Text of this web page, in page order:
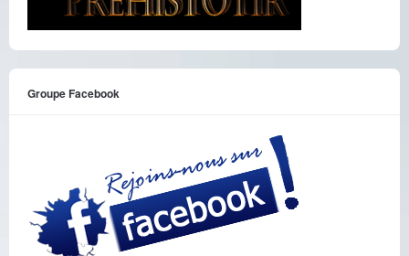
Groupe Facebook